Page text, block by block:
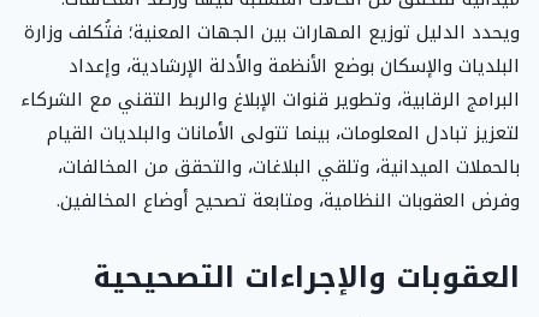
ويحدد الدليل توزيع المهارات بين الجهات المعنية؛ فتُكلف وزارة
البلديات والإسكان بوضع الأنظمة والأدلة الإرشادية، وإعداد
البرامج الرقابية، وتطوير قنوات الإبلاغ والربط التقني مع الشركاء
لتعزيز تبادل المعلومات، بينما تتولى الأمانات والبلديات القيام
بالحملات الميدانية، وتلقي البلاغات، والتحقق من المخالفات،
وفرض العقوبات النظامية، ومتابعة تصحيح أوضاع المخالفين.
العقوبات والإجراءات التصحيحية